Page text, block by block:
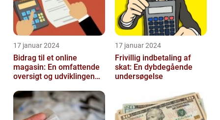
17 januar 2024
Bidrag til et online
magasin: En omfattende
oversigt og udviklingen
17 januar 2024
Frivillig indbetaling af
skat: En dybdegående
undersøgelse